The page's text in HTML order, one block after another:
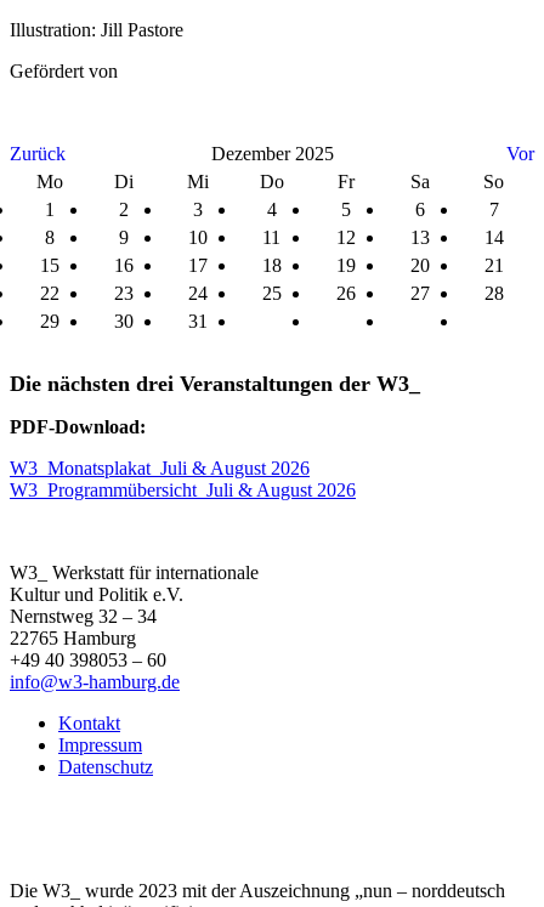
Illustration: Jill Pastore
Gefördert von
Zurück Dezember 2025
Vor
Mo
Di Mi Do Fr Sa
So
1
2 3 4 5 6
7
8
9 10 11 12 13
14
15
16 17 18 19 20
21
22
23 24 25 26 27
28
29
30 31
Die nächsten drei Veranstaltungen der W3_
PDF-Download:
W3_Monatsplakat_Juli & August 2026
W3_Programmübersicht_Juli & August 2026
W3_ Werkstatt für internationale
Kultur und Politik e.V.
Nernstweg 32 – 34
22765 Hamburg
+49 40 398053 – 60
info@w3-hamburg.de
Kontakt
Impressum
Datenschutz
Die W3_ wurde 2023 mit der Auszeichnung „nun – norddeutsch